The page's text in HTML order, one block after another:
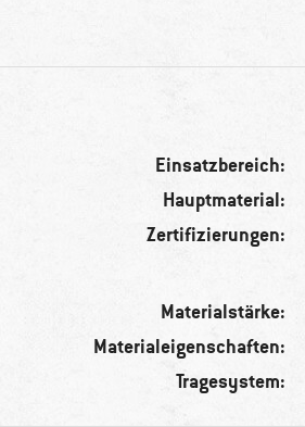
Einsatzbereich:
Hauptmaterial:
Zertifizierungen:
Materialstärke:
Materialeigenschaften:
Tragesystem: